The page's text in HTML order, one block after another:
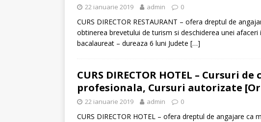
22 ianuarie 2019 admin 0
CURS DIRECTOR RESTAURANT – ofera dreptul de
obtinerea brevetului de turism si deschiderea unei
bacalaureat – dureaza 6 luni Judete […]
CURS DIRECTOR HOTEL – Cursuri
profesionala, Cursuri autorizate
22 ianuarie 2019 admin 0
CURS DIRECTOR HOTEL – ofera dreptul de angajare